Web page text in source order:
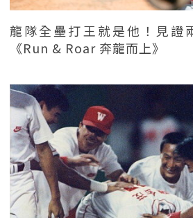
龍隊全壘打王就是他！見證
《Run & Roar 奔龍而上》